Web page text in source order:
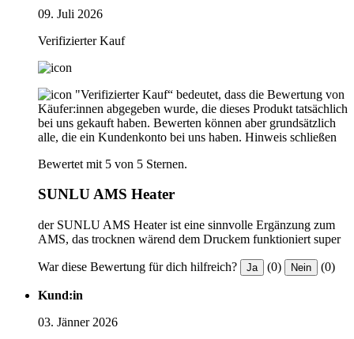
09. Juli 2026
Verifizierter Kauf
"Verifizierter Kauf“ bedeutet, dass die Bewertung von
Käufer:innen abgegeben wurde, die dieses Produkt tatsächlich
bei uns gekauft haben. Bewerten können aber grundsätzlich
alle, die ein Kundenkonto bei uns haben. Hinweis schließen
Bewertet mit 5 von 5 Sternen.
SUNLU AMS Heater
der SUNLU AMS Heater ist eine sinnvolle Ergänzung zum
AMS, das trocknen wärend dem Druckem funktioniert super
War diese Bewertung für dich hilfreich? Ja (0) Nein (0)
Kund:in
03. Jänner 2026